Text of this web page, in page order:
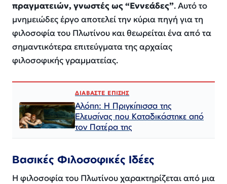
πραγματειών, γνωστές ως “Εννεάδες”. Αυτό το
μνημειώδες έργο αποτελεί την κύρια πηγή για τη
φιλοσοφία του Πλωτίνου και θεωρείται ένα από τα
σημαντικότερα επιτεύγματα της αρχαίας
φιλοσοφικής γραμματείας.
ΔΙΑΒΑΣΤΕ ΕΠΙΣΗΣ
Αλόπη: Η Πριγκίπισσα της
Ελευσίνας που Καταδικάστηκε από
τον Πατέρα της
Βασικές Φιλοσοφικές Ιδέες
Η φιλοσοφία του Πλωτίνου χαρακτηρίζεται από μια